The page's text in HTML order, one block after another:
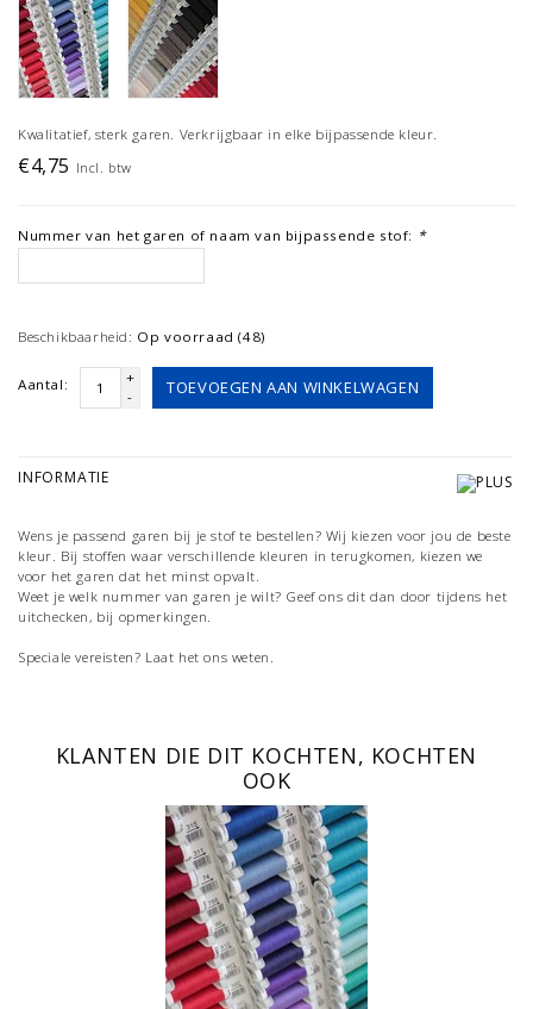
Kwalitatief, sterk garen. Verkrijgbaar in elke bijpassende kleur.
€4,75 Incl. btw
Nummer van het garen of naam van bijpassende stof: *
Beschikbaarheid: Op voorraad (48)
Aantal:
+
-
TOEVOEGEN AAN WINKELWAGEN
INFORMATIE
Wens je passend garen bij je stof te bestellen? Wij kiezen voor jou de beste
kleur. Bij stoffen waar verschillende kleuren in terugkomen, kiezen we
voor het garen dat het minst opvalt.
Weet je welk nummer van garen je wilt? Geef ons dit dan door tijdens het
uitchecken, bij opmerkingen.
Speciale vereisten? Laat het ons weten.
KLANTEN DIE DIT KOCHTEN, KOCHTEN
OOK